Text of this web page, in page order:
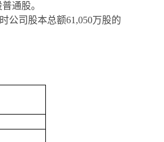
通股。
公司股本总额61,050万股的